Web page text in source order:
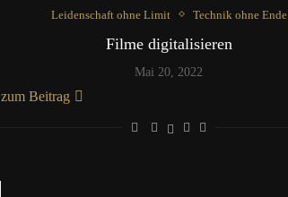
Leidenschaft ohne Limit Technik ohne Ende
Filme digitalisieren
Mai 20, 2022
zum Beitrag